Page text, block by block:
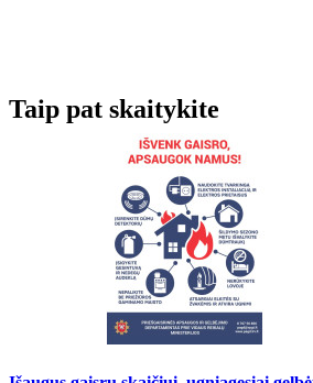
Taip pat skaitykite